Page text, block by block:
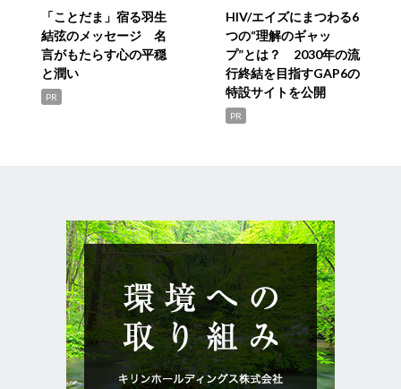
「ことだま」宿る羽生
結弦のメッセージ 名
言がもたらす心の平穏
と潤い
PR
HIV/エイズにまつわる6
つの“理解のギャッ
プ”とは？ 2030年の流
行終結を目指すGAP6の
特設サイトを公開
PR